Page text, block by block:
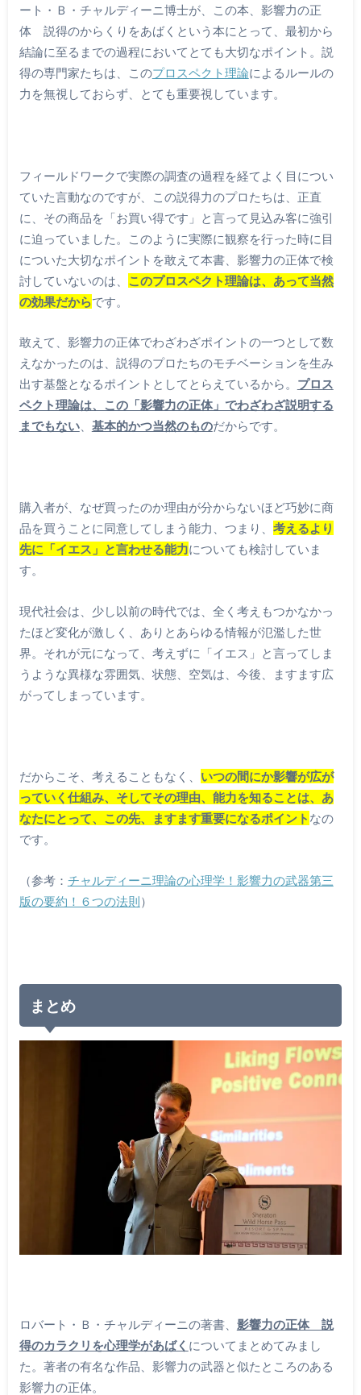
ート・Ｂ・チャルディーニ博士が、この本、影響力の正
体 説得のからくりをあばくという本にとって、最初から
結論に至るまでの過程においてとても大切なポイント。説
得の専門家たちは、このプロスペクト理論によるルールの
力を無視しておらず、とても重要視しています。
フィールドワークで実際の調査の過程を経てよく目につい
ていた言動なのですが、この説得力のプロたちは、正直
に、その商品を「お買い得です」と言って見込み客に強引
に迫っていました。このように実際に観察を行った時に目
についた大切なポイントを敢えて本書、影響力の正体で検
討していないのは、
このプロスペクト理論は、あって当然
の効果だからです。
敢えて、影響力の正体でわざわざポイントの一つとして数
えなかったのは、説得のプロたちのモチベーションを生み
出す基盤となるポイントとしてとらえているから。 プロス
ペクト理論は、この「影響力の正体」でわざわざ説明する
までもない、 基本的かつ当然のものだからです。
購入者が、なぜ買ったのか理由が分からないほど巧妙に商
品を買うことに同意してしまう能力、つまり、 考えるより
先に「イエス」と言わせる能力についても検討していま
す。
現代社会は、少し以前の時代では、全く考えもつかなかっ
たほど変化が激しく、ありとあらゆる情報が氾濫した世
界。それが元になって、考えずに「イエス」と言ってしま
うような異様な雰囲気、状態、空気は、今後、ますます広
がってしまっています。
だからこそ、考えることもなく、 いつの間にか影響が広が
っていく仕組み、そしてその理由、能力を知ることは、あ
なたにとって、この先、ますます重要になるポイント なの
です。
（参考： チャルディーニ理論の心理学！影響力の武器第三
版の要約！６つの法則）
まとめ
ロバート・Ｂ・チャルディーニの著書、 影響力の正体 説
得のカラクリを心理学があばく についてまとめてみまし
た。著者の有名な作品、影響力の武器と似たところのある
影響力の正体。